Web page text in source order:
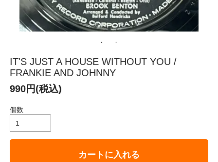
IT'S JUST A HOUSE WITHOUT YOU /
FRANKIE AND JOHNNY
990円(税込)
個数
カートに入れる